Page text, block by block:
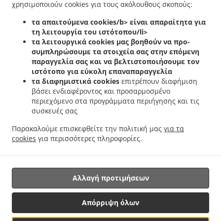
χρησιμοποιούν cookies για τους ακόλουθους σκοπούς:
τα απαιτούμενα cookies/b> είναι απαραίτητα για
τη λειτουργία του ιστότοπου/li>
τα λειτουργικά cookies μας βοηθούν να προ-
συμπληρώσουμε τα στοιχεία σας στην επόμενη
παραγγελία σας και να βελτιστοποιήσουμε τον
ιστότοπο για εύκολη επαναπαραγγελία
τα διαφημιστικά cookies επιτρέπουν διαφήμιση
βάσει ενδιαφέροντος και προσαρμοσμένο
περιεχόμενο στα προγράμματα περιήγησης και τις
συσκευές σας
Παρακαλούμε επισκεφθείτε την πολιτική μας για τα
cookies για περισσότερες πληροφορίες.
Απόρριψη όλων
Αλλαγή προτιμήσεων
φαγητού Bridel . Ελληνικά Delivery φαγητού Itzig . Ελληνικά Delivery φαγητού Bartreng
Helfent
Ελληνικά Delivery φαγητού Bartreng . Ελληνικά Delivery φαγητού Leideleng
Ελληνικά Delivery φαγητού Leudelingen
. Ελληνικά Delivery φαγητού Fentange
Ελληνικά Delivery φαγητού Kockelscheuer
. Ελληνικά Delivery φαγητού Kopstal
Rollengergronn
. Ελληνικά Delivery φαγητού Kopstal Bridel .
Ελληνικά Delivery
φαγητού Kopstal . Ελληνικά Delivery φαγητού Koplescht Briddel . Ελληνικά Delivery
φαγητού Koplescht
. Ελληνικά Delivery φαγητού Bereldange . Ελληνικά Delivery
φαγητού Walfer
. Ελληνικά Delivery φαγητού Walferdange Bereldange
Delivery φαγητού Walferdange Beggen
Ελληνικά Delivery φαγητού Walferdange
Steinsel . Ελληνικά Delivery φαγητού L Bereldange . Ελληνικά Delivery φαγητού L
Ελληνικά Delivery φαγητού Nidderaanwen Neiduerf-Weimeschhaff
φαγητού Nidderaanwen . Κεµπάπ Delivery υπηρεσίες. Παράδοση φαγητού Takeaway
Υποστηριζόμενο από:
Letz2Go S.A.R.L.-s| info@letz2go.com | +34661617059